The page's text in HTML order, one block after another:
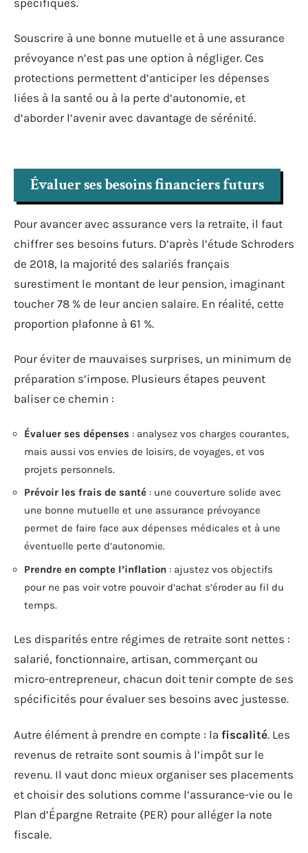
Souscrire à une bonne mutuelle et à une assurance
prévoyance n’est pas une option à négliger. Ces
protections permettent d’anticiper les dépenses
liées à la santé ou à la perte d’autonomie, et
d’aborder l’avenir avec davantage de sérénité.
Évaluer ses besoins financiers futurs
Pour avancer avec assurance vers la retraite, il faut
chiffrer ses besoins futurs. D’après l’étude Schroders
de 2018, la majorité des salariés français
surestiment le montant de leur pension, imaginant
toucher 78 % de leur ancien salaire. En réalité, cette
proportion plafonne à 61 %.
Pour éviter de mauvaises surprises, un minimum de
préparation s’impose. Plusieurs étapes peuvent
baliser ce chemin :
Évaluer ses dépenses : analysez vos charges courantes,
mais aussi vos envies de loisirs, de voyages, et vos
projets personnels.
Prévoir les frais de santé : une couverture solide avec
une bonne mutuelle et une assurance prévoyance
permet de faire face aux dépenses médicales et à une
éventuelle perte d’autonomie.
Prendre en compte l’inflation : ajustez vos objectifs
pour ne pas voir votre pouvoir d’achat s’éroder au fil du
temps.
Les disparités entre régimes de retraite sont nettes :
salarié, fonctionnaire, artisan, commerçant ou
micro-entrepreneur, chacun doit tenir compte de ses
spécificités pour évaluer ses besoins avec justesse.
Autre élément à prendre en compte : la fiscalité. Les
revenus de retraite sont soumis à l’impôt sur le
revenu. Il vaut donc mieux organiser ses placements
et choisir des solutions comme l’assurance-vie ou le
Plan d’Épargne Retraite (PER) pour alléger la note
fiscale.